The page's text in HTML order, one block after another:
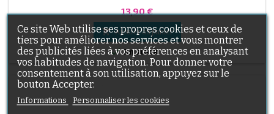
Prix
13,90 €
 Ajouter au panier
En stock
Ce site Web utilise ses propres cookies et ceux de
tiers pour améliorer nos services et vous montrer
des publicités liées à vos préférences en analysant
vos habitudes de navigation. Pour donner votre
consentement à son utilisation, appuyez sur le
bouton Accepter.
Informations Personnaliser les cookies